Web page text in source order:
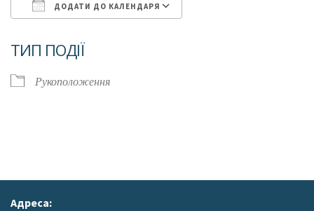
ДОДАТИ ДО КАЛЕНДАРЯ
ТИП ПОДІЇ
Рукоположення
Адреса: